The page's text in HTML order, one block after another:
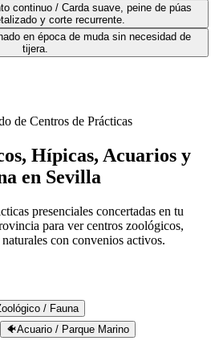
continuo / Carda suave, peine de púas
y corte recurrente.
en época de muda sin necesidad de
tijera.
de Centros de Prácticas
Hípicas, Acuarios y
en Sevilla
presenciales concertadas en tu
para ver centros zoológicos,
con convenios activos.
/ Fauna
🐠Acuario / Parque Marino